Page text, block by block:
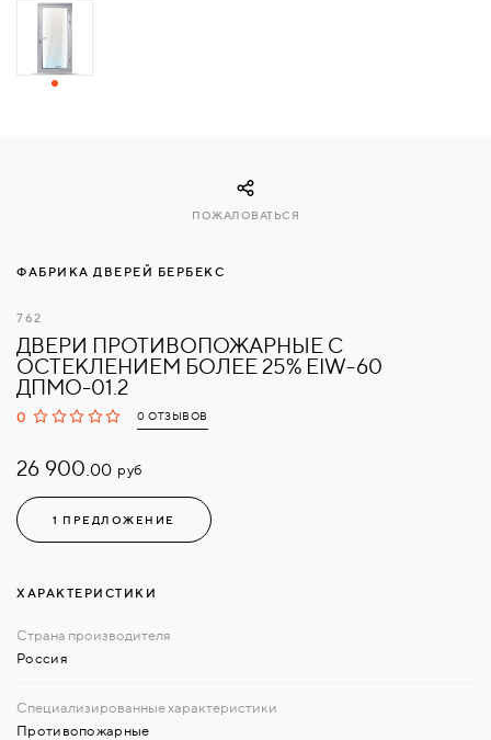
С
ФАБРИКА ДВЕРЕЙ БЕРБЕКС
762
ДВЕРИ ПРОТИВОПОЖАРНЫЕ С
ОСТЕКЛЕНИЕМ БОЛЕЕ 25% EIW-60
ДПМО-01.2
0 0 ОТЗЫВОВ
26 900.00 руб
1 ПРЕДЛОЖЕНИЕ
ПОЖАЛОВАТЬСЯ
ХАРАКТЕРИСТИКИ
Россия
Противопожарные